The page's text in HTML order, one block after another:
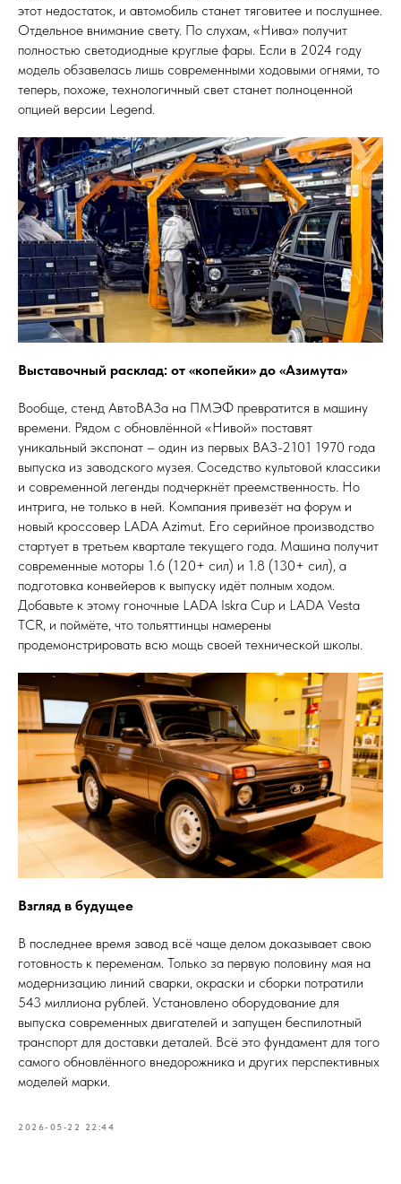
этот недостаток, и автомобиль станет тяговитее и послушнее.
Отдельное внимание свету. По слухам, «Нива» получит
полностью светодиодные круглые фары. Если в 2024 году
модель обзавелась лишь современными ходовыми огнями, то
теперь, похоже, технологичный свет станет полноценной
опцией версии Legend.
Выставочный расклад: от «копейки» до «Азимута»
Вообще, стенд АвтоВАЗа на ПМЭФ превратится в машину
времени. Рядом с обновлённой «Нивой» поставят
уникальный экспонат – один из первых ВАЗ-2101 1970 года
выпуска из заводского музея. Соседство культовой классики
и современной легенды подчеркнёт преемственность. Но
интрига, не только в ней. Компания привезёт на форум и
новый кроссовер LADA Azimut. Его серийное производство
стартует в третьем квартале текущего года. Машина получит
современные моторы 1.6 (120+ сил) и 1.8 (130+ сил), а
подготовка конвейеров к выпуску идёт полным ходом.
Добавьте к этому гоночные LADA Iskra Cup и LADA Vesta
TCR, и поймёте, что тольяттинцы намерены
продемонстрировать всю мощь своей технической школы.
Взгляд в будущее
В последнее время завод всё чаще делом доказывает свою
готовность к переменам. Только за первую половину мая на
модернизацию линий сварки, окраски и сборки потратили
543 миллиона рублей. Установлено оборудование для
выпуска современных двигателей и запущен беспилотный
транспорт для доставки деталей. Всё это фундамент для того
самого обновлённого внедорожника и других перспективных
моделей марки.
2026-05-22 22:44